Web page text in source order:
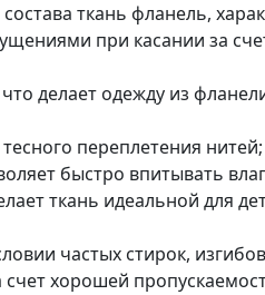
ткань фланель,
при касании за
делает одежду из
переплетения нитей;
быстро впитывать
ткань идеальной для
частых стирок,
хорошей